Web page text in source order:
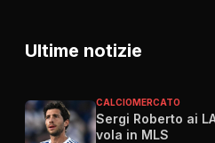
Ultime notizie
CALCIOMERCATO
Sergi Roberto ai
vola in MLS